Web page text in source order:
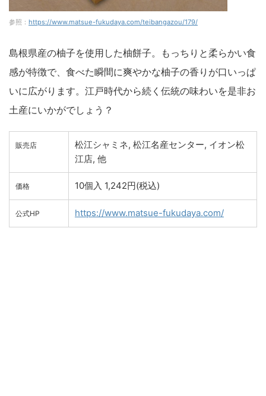
参照： https://www.matsue-fukudaya.com/teibangazou/179/
島根県産の柚子を使用した柚餅子。もっちりと柔らかい食
感が特徴で、食べた瞬間に爽やかな柚子の香りが口いっぱ
いに広がります。江戸時代から続く伝統の味わいを是非お
土産にいかがでしょう？
販売店
松江シャミネ, 松江名産センター, イオン松
江店, 他
価格 10個入 1,242円(税込)
公式HP https://www.matsue-fukudaya.com/